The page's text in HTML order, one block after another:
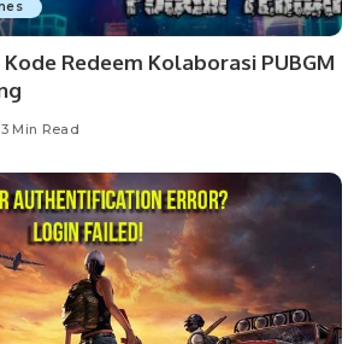
Redeem Kolaborasi PUBGM
3 Min Read